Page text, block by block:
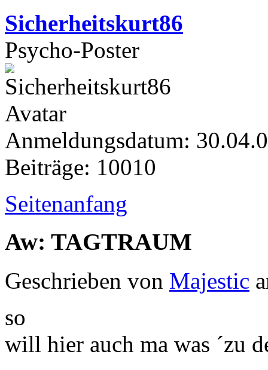
Sicherheitskurt86
Psycho-Poster
Anmeldungsdatum:
Beiträge: 10010
Seitenanfang
Aw: TAGTRAUM
Geschrieben von Majestic
so
will hier auch ma was ´zu